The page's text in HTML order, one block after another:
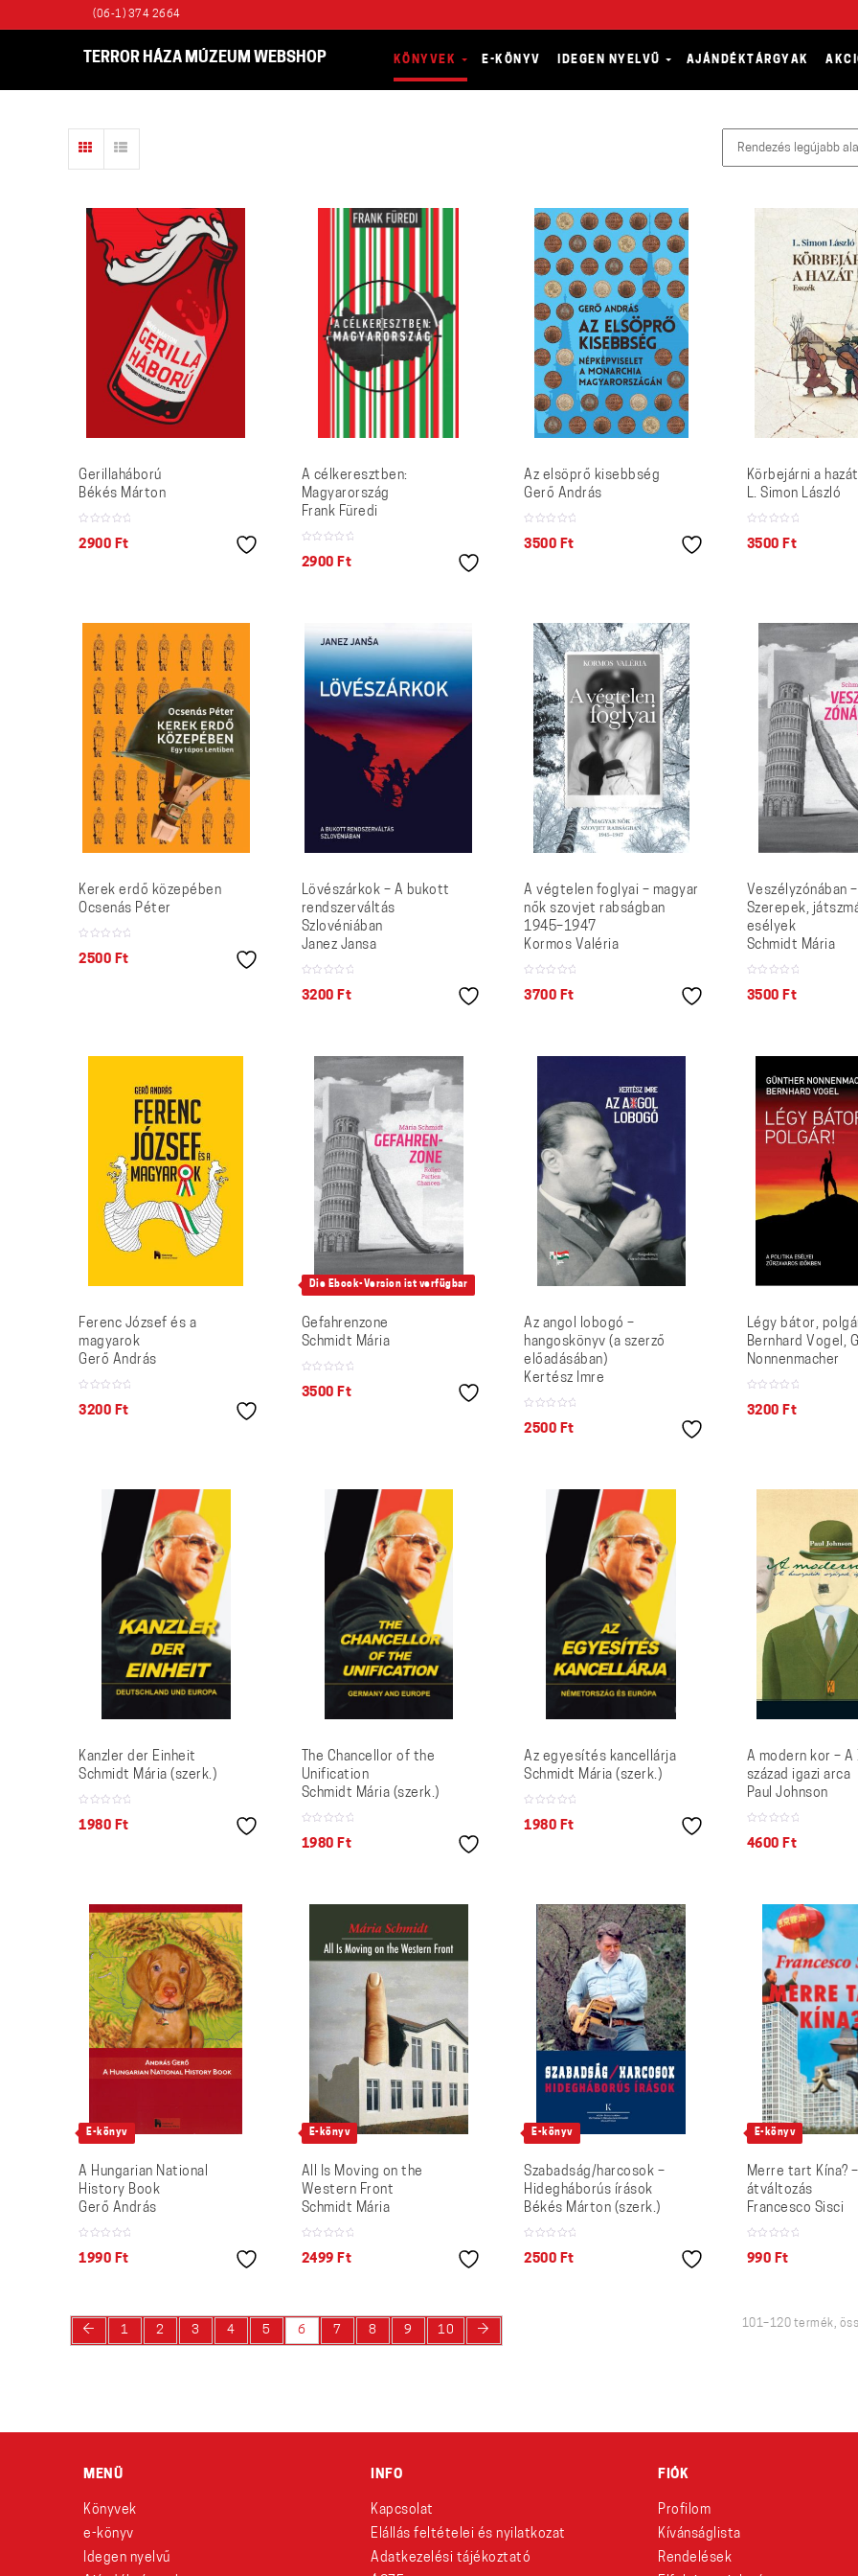
(06-1) 374 2664
TERROR HÁZA MÚZEUM WEBSHOP KÖNYVEK E-KÖNYV IDEGEN NYELVŰ AJÁNDÉKTÁRGYAK
Gerillaháború
Békés Márton
2900 Ft
A célkeresztben:
Magyarország
Frank Füredi
2900 Ft
Az elsöprő kisebbség
Gerő András
3500 Ft
Körbejárni a hazát
L. Simon László
3500 Ft
Kerek erdő közepében
Ocsenás Péter
2500 Ft
Lövészárkok – A bukott
rendszerváltás
Szlovéniában
Janez Jansa
3200 Ft
A végtelen foglyai – magyar
nők szovjet rabságban
1945–1947
Kormos Valéria
3700 Ft
Veszélyzónában –
Szerepek,
esélyek
Schmidt Mária
3500 Ft
Ferenc József és a
magyarok
Gerő András
3200 Ft
Die Ebook-Version ist verfügbar
Gefahrenzone
Schmidt Mária
3500 Ft
Az angol lobogó –
hangoskönyv (a szerző
előadásában)
Kertész Imre
2500 Ft
Légy bátor,
Bernhard Vogel,
Nonnenmacher
3200 Ft
Kanzler der Einheit
Schmidt Mária (szerk.)
1980 Ft
The Chancellor of the
Unification
Schmidt Mária (szerk.)
1980 Ft
Az egyesítés kancellárja
Schmidt Mária (szerk.)
1980 Ft
A modern kor – A
század igazi arca
Paul Johnson
4600 Ft
E-könyv
A Hungarian National
History Book
Gerő András
1990 Ft
E-könyv
All Is Moving on the
Western Front
Schmidt Mária
2499 Ft
E-könyv
Szabadság/harcosok –
Hidegháborús írások
Békés Márton (szerk.)
2500 Ft
E-könyv
Merre tart Kína?
átváltozás
Francesco Sisci
990 Ft
← 1 2 3 4 5 6 7 8 9 10 → 101–120 termék,
MENÜ
Könyvek
e-könyv
Idegen nyelvű
INFO
Kapcsolat
Elállás feltételei és nyilatkozat
Adatkezelési tájékoztató
FIÓK
Profilom
Kívánságlista
Rendelések